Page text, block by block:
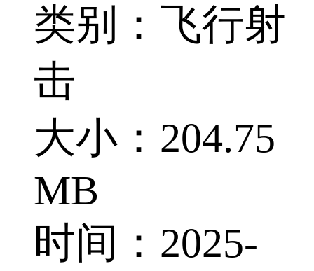
类别：飞行射
击
大小：204.75
MB
时间：2025-